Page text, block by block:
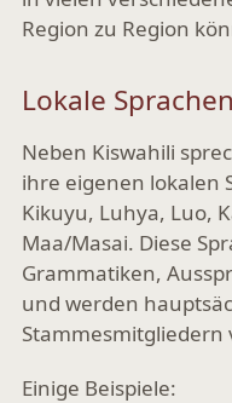
Region zu Region
Lokale
Neben Kiswahili
ihre eigenen lokalen
Kikuyu, Luhya, Luo,
Maa/Masai. Diese
Grammatiken,
und werden
Stammesmitgliedern
Einige Beispiele: